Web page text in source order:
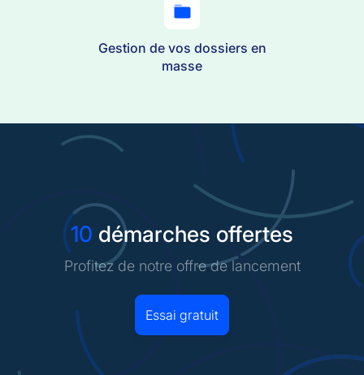
Gestion de vos dossiers en
masse
10 démarches offertes
Profitez de notre offre de lancement
Essai gratuit